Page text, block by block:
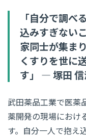
「自分で調べ
込みすぎない
家同士が集ま
くすりを世に
す」 ― 塚田
武田薬品工業で医薬
薬開発の現場におけ
す。自分一人で抱え